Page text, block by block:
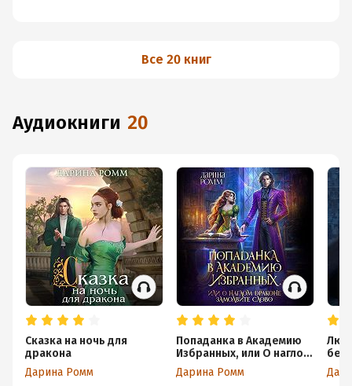
Все 20 книг
аудиокниги 20
Сказка на ночь для
дракона
Дарина Ромм
Попаданка в Академию
Избранных, или О наглом
драконе замолвите
слово
Дарина Ромм